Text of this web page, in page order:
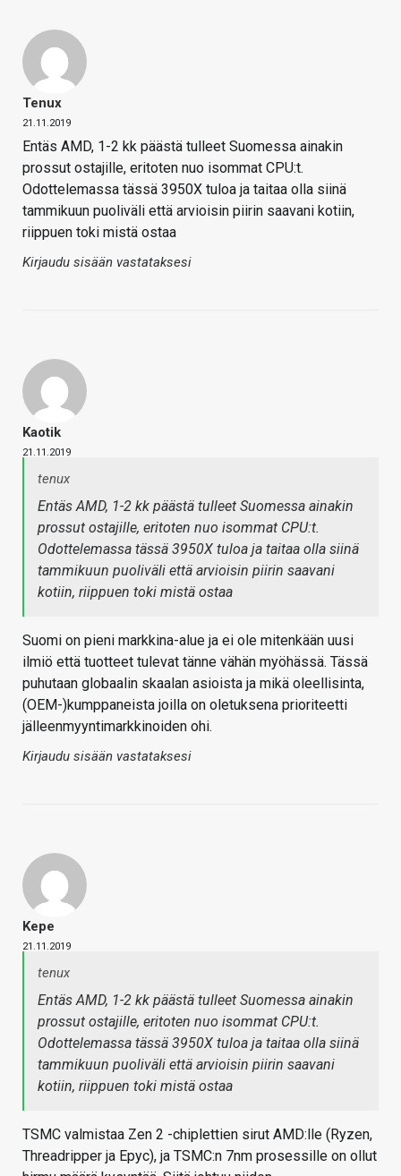
Tenux
21.11.2019
Entäs AMD, 1-2 kk päästä tulleet Suomessa ainakin
prossut ostajille, eritoten nuo isommat CPU:t.
Odottelemassa tässä 3950X tuloa ja taitaa olla siinä
tammikuun puoliväli että arvioisin piirin saavani kotiin,
riippuen toki mistä ostaa
Kirjaudu sisään vastataksesi
Kaotik
21.11.2019
tenux
Entäs AMD, 1-2 kk päästä tulleet Suomessa ainakin
prossut ostajille, eritoten nuo isommat CPU:t.
Odottelemassa tässä 3950X tuloa ja taitaa olla siinä
tammikuun puoliväli että arvioisin piirin saavani
kotiin, riippuen toki mistä ostaa
Suomi on pieni markkina-alue ja ei ole mitenkään uusi
ilmiö että tuotteet tulevat tänne vähän myöhässä. Tässä
puhutaan globaalin skaalan asioista ja mikä oleellisinta,
(OEM-)kumppaneista joilla on oletuksena prioriteetti
jälleenmyyntimarkkinoiden ohi.
Kirjaudu sisään vastataksesi
Kepe
21.11.2019
tenux
Entäs AMD, 1-2 kk päästä tulleet Suomessa ainakin
prossut ostajille, eritoten nuo isommat CPU:t.
Odottelemassa tässä 3950X tuloa ja taitaa olla siinä
tammikuun puoliväli että arvioisin piirin saavani
kotiin, riippuen toki mistä ostaa
TSMC valmistaa Zen 2 -chiplettien sirut AMD:lle (Ryzen,
Threadripper ja Epyc), ja TSMC:n 7nm prosessille on ollut